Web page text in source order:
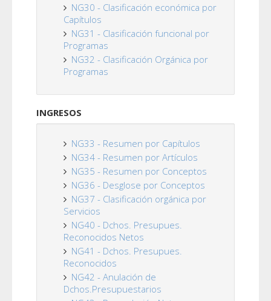
NG30 - Clasificación económica por
Capítulos
NG31 - Clasificación funcional por
Programas
NG32 - Clasificación Orgánica por
Programas
INGRESOS
NG33 - Resumen por Capítulos
NG34 - Resumen por Artículos
NG35 - Resumen por Conceptos
NG36 - Desglose por Conceptos
NG37 - Clasificación orgánica por
Servicios
NG40 - Dchos. Presupues.
Reconocidos Netos
NG41 - Dchos. Presupues.
Reconocidos
NG42 - Anulación de
Dchos.Presupuestarios